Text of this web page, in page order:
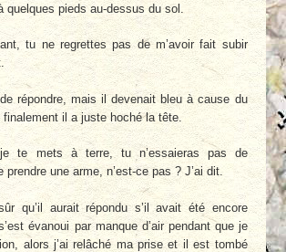
quelques pieds au-dessus du sol.
tu ne regrettes pas de m’avoir fait subir
répondre, mais il devenait bleu à cause du
finalement il a juste hoché la tête.
mets à terre, tu n’essaieras pas de
prendre une arme, n’est-ce pas ? J’ai dit.
qu’il aurait répondu s’il avait été encore
évanoui par manque d’air pendant que je
alors j’ai relâché ma prise et il est tombé